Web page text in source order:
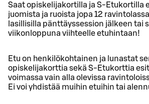
Saat opiskelijakortilla ja S-Etukortilla
juomista ja ruoista jopa 12
lasillisilla pänttäyssession jälkeen tai
viikonloppuna viihteelle etuhintaan!
Etu on henkilökohtainen ja lunastat
opiskelijakorttia sekä S-Etukorttia
voimassa vain alla olevissa
Ei voi yhdistää muihin etuihin tai